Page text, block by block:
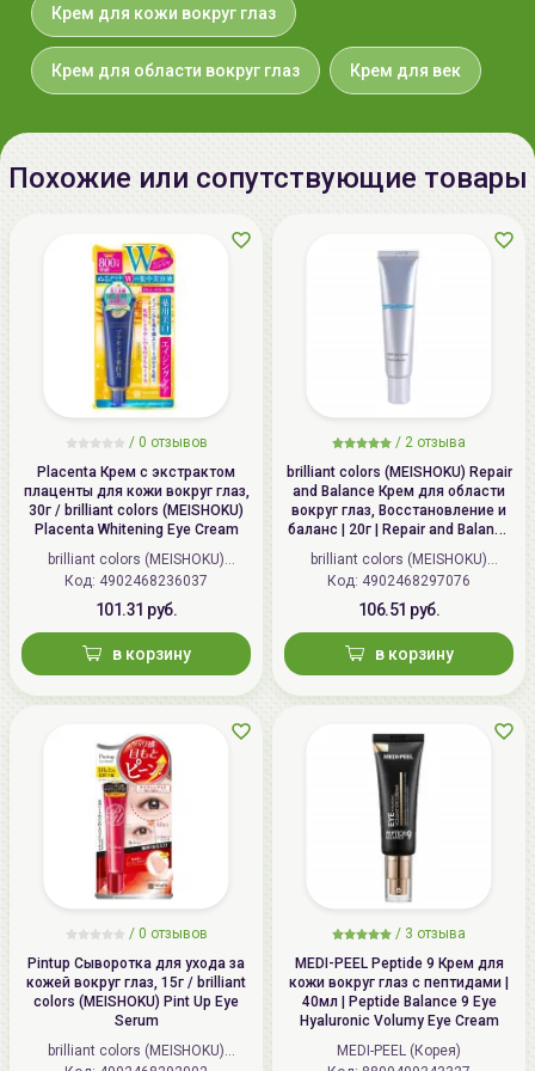
220020 Минск, ул.Радужная 4/1-
136. www.allcosmetics.by, E-mail:
info@allcosmetics.by,
Крем для кожи вокруг глаз
Крем для области вокруг глаз Крем для век
Похожие или сопутствующие товары
/ 0 отзывов
Placenta Крем с экстрактом
плаценты для кожи вокруг глаз,
30г / brilliant colors (MEISHOKU)
Placenta Whitening Eye Cream
brilliant colors (MEISHOKU)
(Япония)
Код: 4902468236037
101.31 руб.
в корзину
/ 2 отзыва
brilliant colors (MEISHOKU) Repair
and Balance Крем для области
вокруг глаз, Восстановление и
баланс | 20г | Repair and Balance
Mild Eye Cream
brilliant colors (MEISHOKU)
(Япония)
Код: 4902468297076
106.51 руб.
в корзину
/ 0 отзывов
Pintup Сыворотка для ухода за
кожей вокруг глаз, 15г / brilliant
colors (MEISHOKU) Pint Up Eye
Serum
brilliant colors (MEISHOKU)
/ 3 отзыва
MEDI-PEEL Peptide 9 Крем для
кожи вокруг глаз с пептидами |
40мл | Peptide Balance 9 Eye
Hyaluronic Volumy Eye Cream
MEDI-PEEL (Корея)